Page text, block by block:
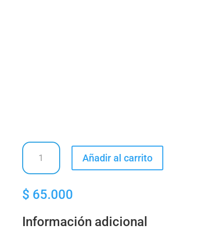
Conjunto
piezas
Añadir al carrito
$ 65.000
Información adicional